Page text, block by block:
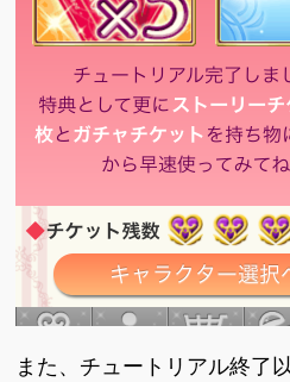
また、チュートリアル終了